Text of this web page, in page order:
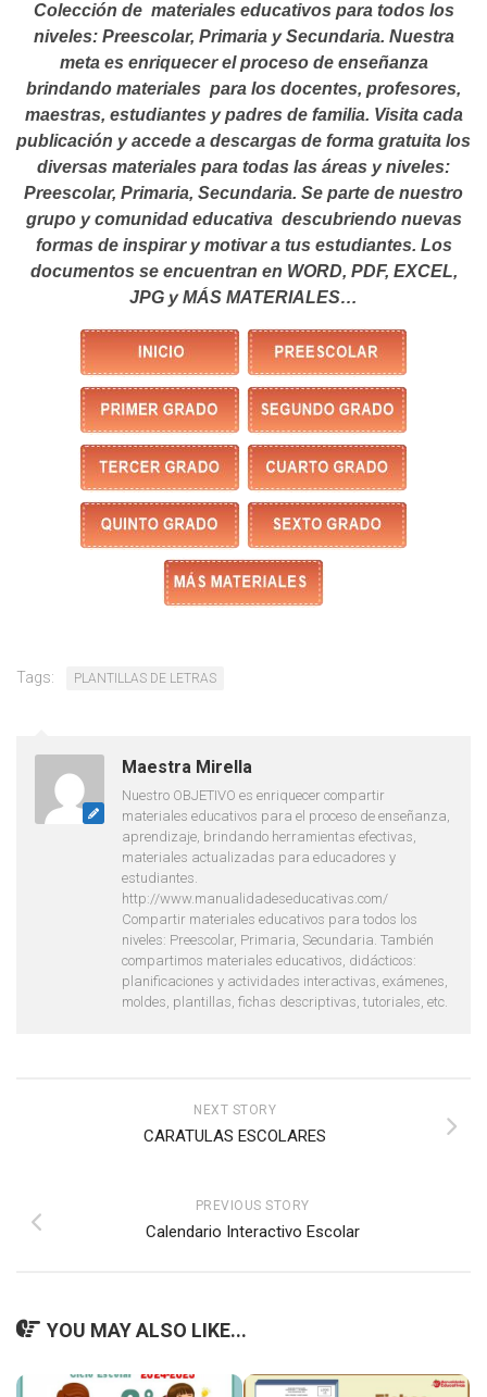
Colección de materiales educativos para todos los
niveles: Preescolar, Primaria y Secundaria. Nuestra
meta es enriquecer el proceso de enseñanza
brindando materiales para los docentes, profesores,
maestras, estudiantes y padres de familia. Visita cada
publicación y accede a descargas de forma gratuita los
diversas materiales para todas las áreas y niveles:
Preescolar, Primaria, Secundaria. Se parte de nuestro
grupo y comunidad educativa descubriendo nuevas
formas de inspirar y motivar a tus estudiantes. Los
documentos se encuentran en WORD, PDF, EXCEL,
JPG y MÁS MATERIALES…
Tags: PLANTILLAS DE LETRAS
Maestra Mirella
Nuestro OBJETIVO es enriquecer compartir
materiales educativos para el proceso de enseñanza,
aprendizaje, brindando herramientas efectivas,
materiales actualizadas para educadores y
estudiantes.
http://www.manualidadeseducativas.com/
Compartir materiales educativos para todos los
niveles: Preescolar, Primaria, Secundaria. También
compartimos materiales educativos, didácticos:
planificaciones y actividades interactivas, exámenes,
moldes, plantillas, fichas descriptivas, tutoriales, etc.
NEXT STORY
CARATULAS ESCOLARES
PREVIOUS STORY
Calendario Interactivo Escolar
YOU MAY ALSO LIKE...